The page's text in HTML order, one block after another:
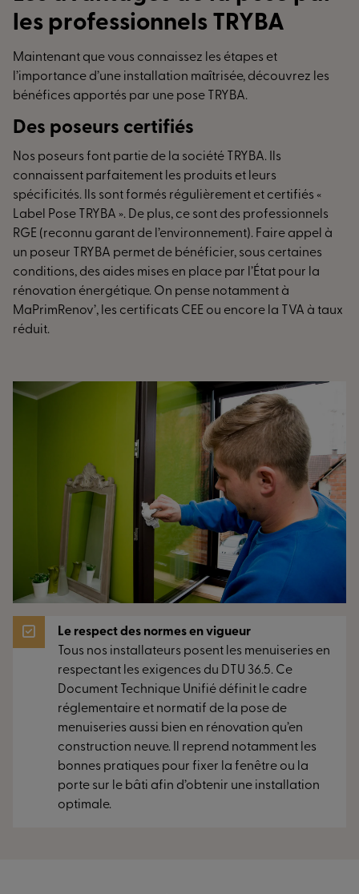
accompagne pour résoudrevos besoins d'entretien
et de réglage
les professionnels TRYBA
Maintenant que vous connaissez les étapes et
l’importance d’une installation maîtrisée, découvrez les
bénéfices apportés par une pose TRYBA.
Des poseurs certifiés
Nos poseurs font partie de la société TRYBA. Ils
connaissent parfaitement les produits et leurs
spécificités. Ils sont formés régulièrement et certifiés «
Label Pose TRYBA ». De plus, ce sont des professionnels
RGE (reconnu garant de l’environnement). Faire appel à
un poseur TRYBA permet de bénéficier, sous certaines
conditions, des aides mises en place par l’État pour la
rénovation énergétique. On pense notamment à
MaPrimRenov’, les certificats CEE ou encore la TVA à taux
réduit.
Le respect des normes en vigueur
Tous nos installateurs posent les menuiseries en
respectant les exigences du DTU 36.5. Ce
Document Technique Unifié définit le cadre
réglementaire et normatif de la pose de
menuiseries aussi bien en rénovation qu’en
construction neuve. Il reprend notamment les
bonnes pratiques pour fixer la fenêtre ou la
porte sur le bâti afin d’obtenir une installation
optimale.